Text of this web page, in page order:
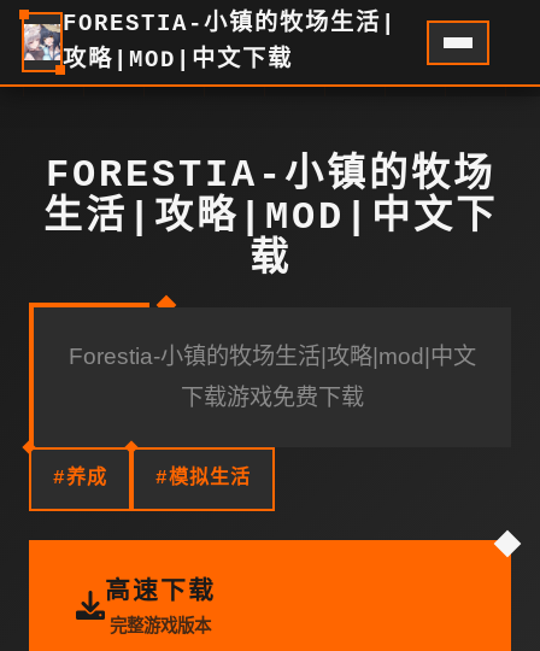
FORESTIA-小镇的牧场生活|
攻略|MOD|中文下载
FORESTIA-小镇的牧场
生活|攻略|MOD|中文下
载
Forestia-小镇的牧场生活|攻略|mod|中文
下载游戏免费下载
#养成 #模拟生活
高速下载
完整游戏版本